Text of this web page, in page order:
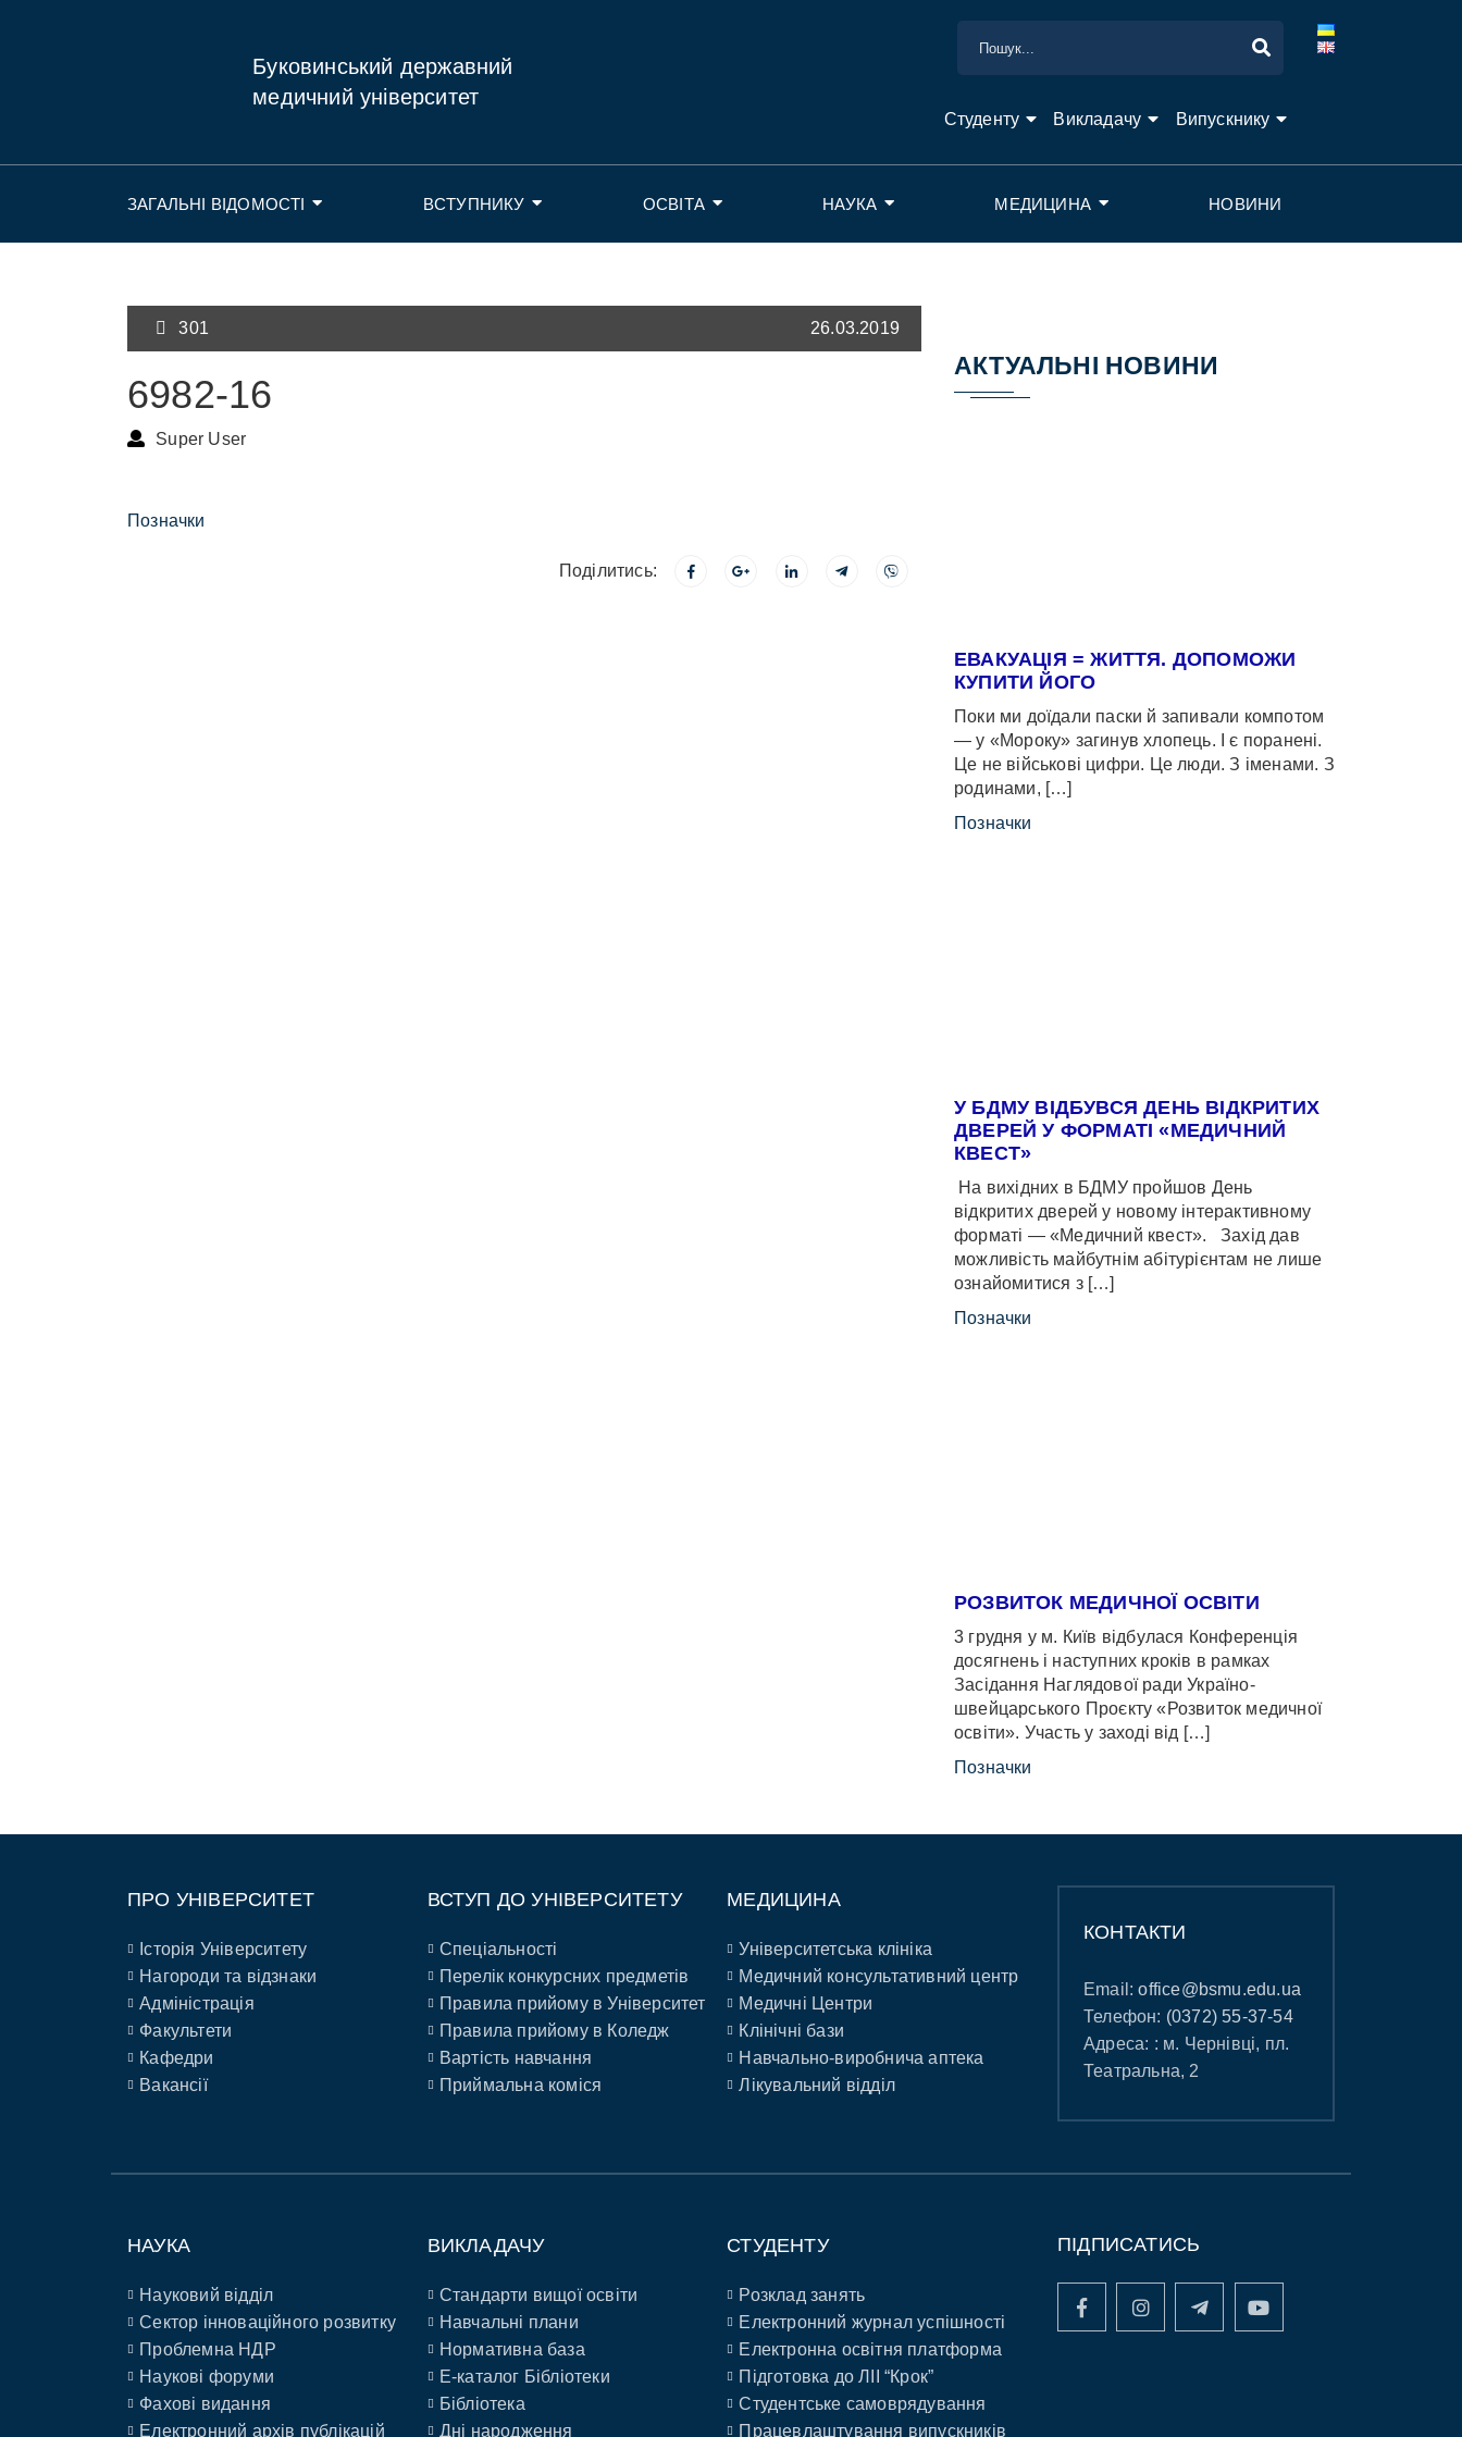
Буковинський державний
медичний університет
Студенту Викладачу Випускнику
ЗАГАЛЬНІ ВІДОМОСТІ ВСТУПНИКУ ОСВІТА НАУКА МЕДИЦИНА НОВИНИ
301 26.03.2019
6982-16
Super User
Позначки
Поділитись:
АКТУАЛЬНІ НОВИНИ
ЕВАКУАЦІЯ = ЖИТТЯ. ДОПОМОЖИ
КУПИТИ ЙОГО
Поки ми доїдали паски й запивали компотом
— у «Мороку» загинув хлопець. І є поранені.
Це не військові цифри. Це люди. З іменами. З
родинами, […]
Позначки
У БДМУ ВІДБУВСЯ ДЕНЬ ВІДКРИТИХ
ДВЕРЕЙ У ФОРМАТІ «МЕДИЧНИЙ
КВЕСТ»
На вихідних в БДМУ пройшов День
відкритих дверей у новому інтерактивному
форматі — «Медичний квест». Захід дав
можливість майбутнім абітурієнтам не лише
ознайомитися з […]
Позначки
РОЗВИТОК МЕДИЧНОЇ ОСВІТИ
3 грудня у м. Київ відбулася Конференція
досягнень і наступних кроків в рамках
Засідання Наглядової ради Україно-
швейцарського Проєкту «Розвиток медичної
освіти». Участь у заході від […]
Позначки
ПРО УНІВЕРСИТЕТ
Історія Університету
Нагороди та відзнаки
Адміністрація
Факультети
Кафедри
Вакансії
ВСТУП ДО УНІВЕРСИТЕТУ
Спеціальності
Перелік конкурсних предметів
Правила прийому в Університет
Правила прийому в Коледж
Вартість навчання
Приймальна коміся
МЕДИЦИНА
Університетська клініка
Медичний консультативний центр
Медичні Центри
Клінічні бази
Навчально-виробнича аптека
Лікувальний відділ
КОНТАКТИ
Email:office@bsmu.edu.ua
Телефон: (0372) 55-37-54
Адреса: : м. Чернівці, пл.
Театральна, 2
НАУКА
Науковий відділ
Сектор інноваційного розвитку
Проблемна НДР
Наукові форуми
Фахові видання
Електронний архів публікацій
ВИКЛАДАЧУ
Стандарти вищої освіти
Навчальні плани
Нормативна база
E-каталог Бібліотеки
Бібліотека
Дні народження
СТУДЕНТУ
Розклад занять
Електронний журнал успішності
Електронна освітня платформа
Підготовка до ЛІІ “Крок”
Студентське самоврядування
Працевлаштування випускників
ПІДПИСАТИСЬ